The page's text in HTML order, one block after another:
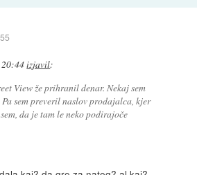
20:44izjavil:
View že prihranil denar. Nekaj sem
sem preveril naslov prodajalca, kjer
da je tam le neko podirajoče